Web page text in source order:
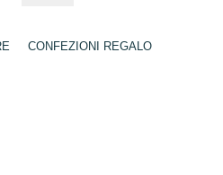
CONFEZIONI REGALO